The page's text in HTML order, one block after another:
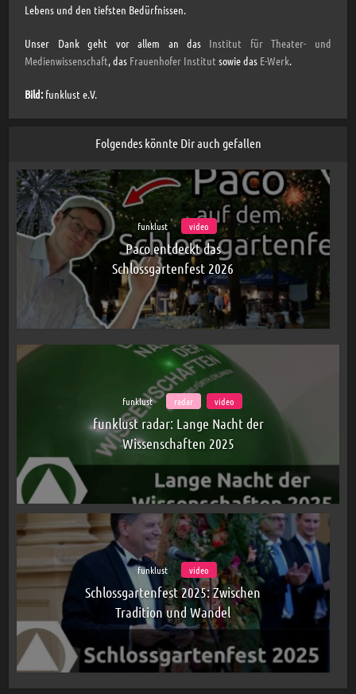
Lebens und den tiefsten Bedürfnissen.
Unser Dank geht vor allem an dasInstitut für Theater- und
Medienwissenschaft , das Frauenhofer Institut sowie das E-Werk
Bild: funklust e.V.
Folgendes könnte Dir auch gefallen
funklust video
Paco entdeckt das
Schlossgartenfest 2026
funklust radar video
funklust radar: Lange Nacht der
Wissenschaften 2025
funklust video
Schlossgartenfest 2025: Zwischen
Tradition und Wandel